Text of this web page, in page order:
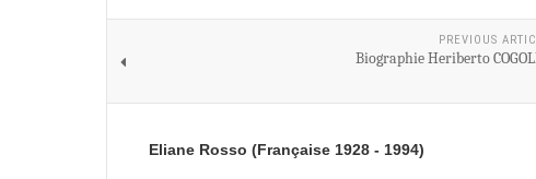
PREVIOUS
Biographie Heriberto
Eliane Rosso (Française 1928 - 1994)